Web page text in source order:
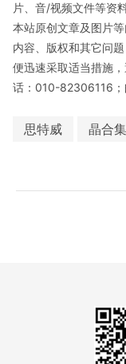
片、音/视频文件等资
本站原创文章及图片
内容、版权和其它问
便迅速采取适当措施
话：010-82306116；
思特威 晶合